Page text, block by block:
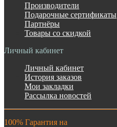
Производители
Подарочные сертификаты
Партнёры
Товары со скидкой
Личный кабинет
Личный кабинет
История заказов
Мои закладки
Рассылка новостей
100% Гарантия на